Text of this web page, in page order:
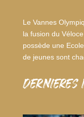
Le Vannes
la fusion du
possède une
de jeunes sont
dernieres